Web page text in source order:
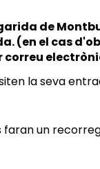
de
(en el cas
la seva
un